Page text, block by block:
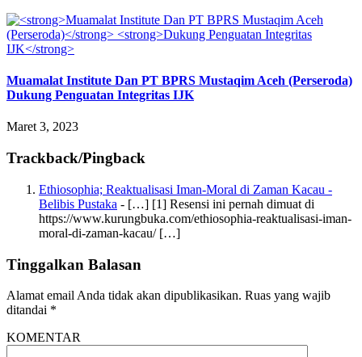
Muamalat Institute Dan PT BPRS Mustaqim Aceh (Perseroda)
Dukung Penguatan Integritas IJK
Maret 3, 2023
Trackback/Pingback
Ethiosophia; Reaktualisasi Iman-Moral di Zaman Kacau -
Belibis Pustaka - […] [1] Resensi ini pernah dimuat di
https://www.kurungbuka.com/ethiosophia-reaktualisasi-iman-
moral-di-zaman-kacau/ […]
Tinggalkan Balasan
Alamat email Anda tidak akan dipublikasikan. Ruas yang wajib
ditandai *
KOMENTAR